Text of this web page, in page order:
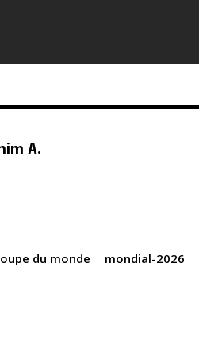
A.
du monde mondial-2026